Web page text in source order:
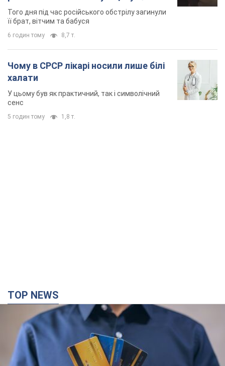
TOP NEWS
Що мають діяти українці, аби не переплачувати за "швидку
позику"
2 години тому 18,1 т.
Херсон повністю лишився без світла, у Львові
аварійні відключення: ситуація в енергосистемі